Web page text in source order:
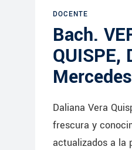
DOCENTE
Bach.
QUISPE,
Mercedes
Daliana Vera
frescura y
actualizados a la